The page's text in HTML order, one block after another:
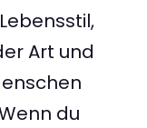
Art und
du